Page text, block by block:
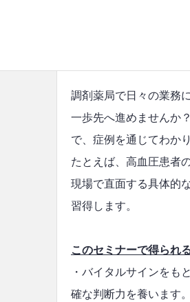
調剤薬局で日々の業務
一歩先へ進めませんか
で、症例を通じてわか
たとえば、高血圧患者
現場で直面する具体的
習得します。
このセミナーで得られ
・バイタルサインをも
確な判断力を養います。